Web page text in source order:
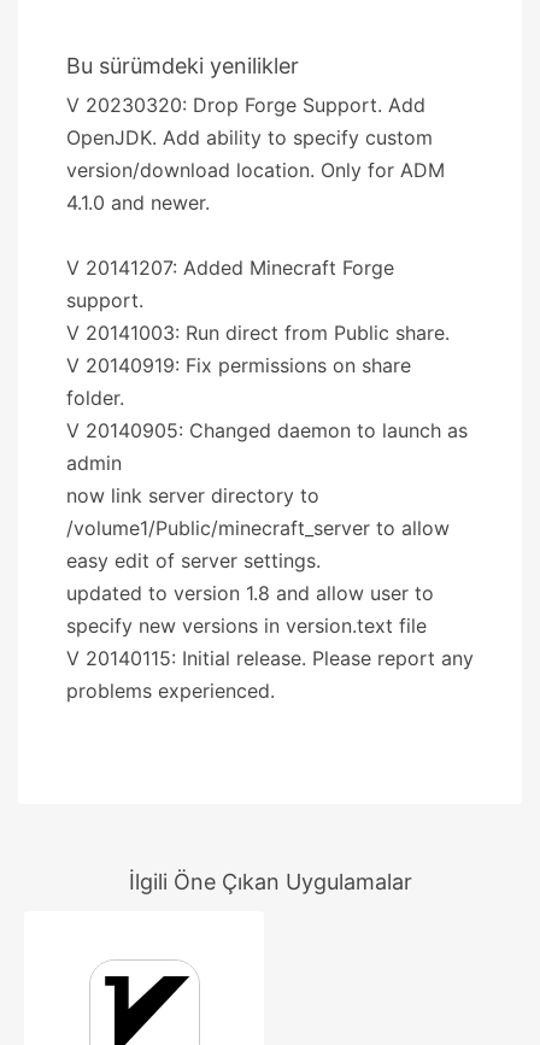
Bu sürümdeki yenilikler
V 20230320: Drop Forge Support. Add
OpenJDK. Add ability to specify custom
version/download location. Only for ADM
4.1.0 and newer.
V 20141207: Added Minecraft Forge
support.
V 20141003: Run direct from Public share.
V 20140919: Fix permissions on share
folder.
V 20140905: Changed daemon to launch as
admin
now link server directory to
/volume1/Public/minecraft_server to allow
easy edit of server settings.
updated to version 1.8 and allow user to
specify new versions in version.text file
V 20140115: Initial release. Please report any
problems experienced.
İlgili Öne Çıkan Uygulamalar